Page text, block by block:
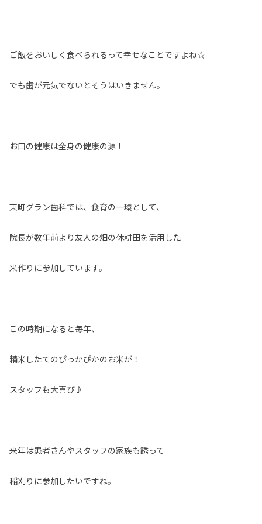
ご飯をおいしく食べられるって幸せなことですよね☆
でも歯が元気でないとそうはいきません。
お口の健康は全身の健康の源！
東町グラン歯科では、食育の一環として、
院長が数年前より友人の畑の休耕田を活用した
米作りに参加しています。
この時期になると毎年、
精米したてのぴっかぴかのお米が！
スタッフも大喜び♪
来年は患者さんやスタッフの家族も誘って
稲刈りに参加したいですね。